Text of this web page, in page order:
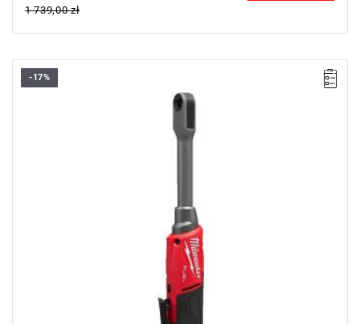
1 739,00 zł
Grzechotka przelotowa od Milwaukee zapewnia odpowiednie
połączenie mocy i prędkości, będąc przy tym idealnym
narzędziem do pracy w miejscach o ograniczonej przestrzeni.
-17%